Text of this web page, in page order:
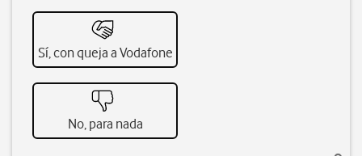
Sí, con queja a Vodafone
No, para nada